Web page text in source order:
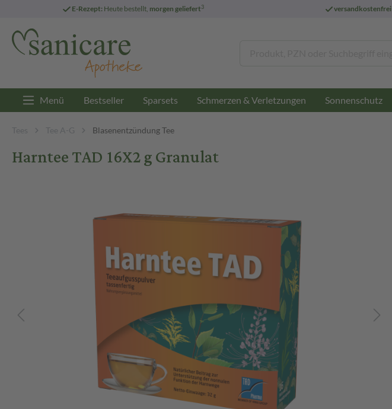
E-Rezept: Heute bestellt, morgen geliefert3 versandkostenfrei
Menü Bestseller Sparsets Schmerzen & Verletzungen Sonnenschutz
Tees Tee A-G Blasenentzündung Tee
Harntee TAD 16X2 g Granulat